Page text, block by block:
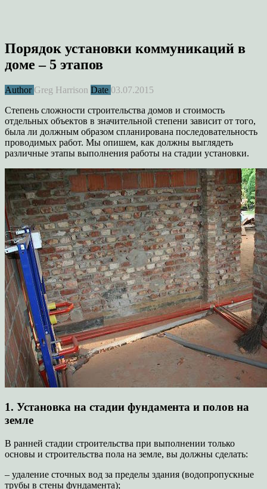
Порядок установки коммуникаций в
доме – 5 этапов
Author Greg Harrison Date 03.07.2015
Степень сложности строительства домов и стоимость
отдельных объектов в значительной степени зависит от того,
была ли должным образом спланирована последовательность
проводимых работ. Мы опишем, как должны выглядеть
различные этапы выполнения работы на стадии установки.
1. Установка на стадии фундамента и полов на
земле
В ранней стадии строительства при выполнении только
основы и строительства пола на земле, вы должны сделать:
– удаление сточных вод за пределы здания (водопропускные
трубы в стены фундамента);